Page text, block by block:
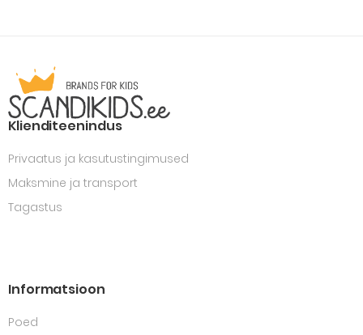
Klienditeenindus
Privaatus ja kasutustingimused
Maksmine ja transport
Tagastus
Informatsioon
Poed